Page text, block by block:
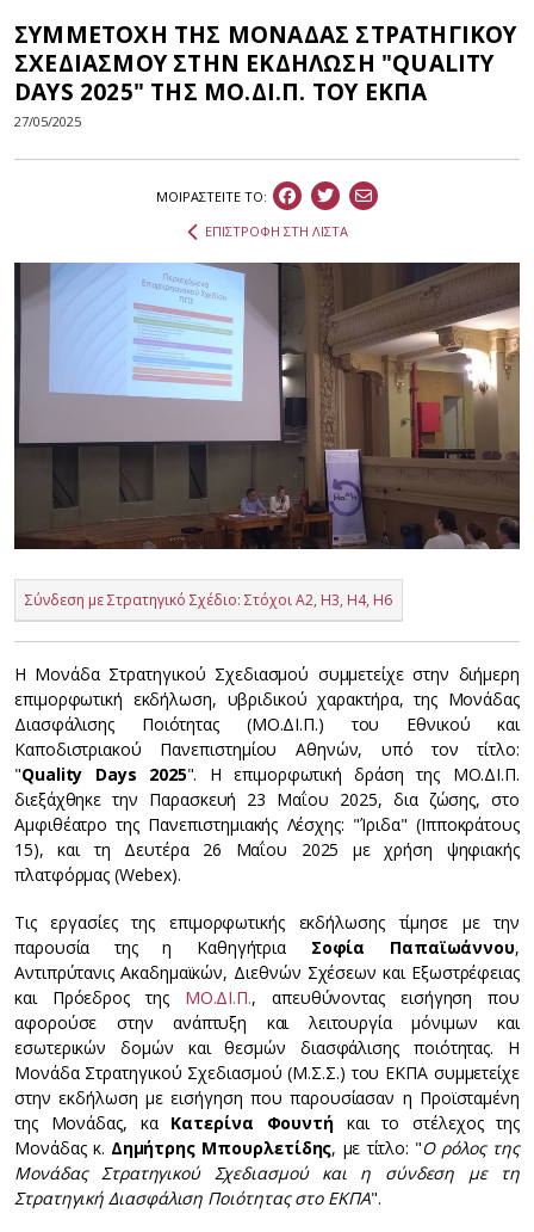
ΣΥΜΜΕΤΟΧΗ ΤΗΣ ΜΟΝΑΔΑΣ ΣΤΡΑΤΗΓΙΚΟΥ
ΣΧΕΔΙΑΣΜΟΥ ΣΤΗΝ ΕΚΔΗΛΩΣΗ "QUALITY
DAYS 2025" ΤΗΣ ΜΟ.ΔΙ.Π. ΤΟΥ ΕΚΠΑ
27/05/2025
ΜΟΙΡΑΣΤEIΤΕ ΤΟ:
ΕΠΙΣΤΡΟΦΗ ΣΤΗ ΛΙΣΤΑ
Σύνδεση με Στρατηγικό Σχέδιο: Στόχοι Α2, Η3, Η4, Η6
Η Μονάδα Στρατηγικού Σχεδιασμού συμμετείχε στην διήμερη
επιμορφωτική εκδήλωση, υβριδικού χαρακτήρα, της Μονάδας
Διασφάλισης Ποιότητας (ΜΟ.ΔΙ.Π.) του Εθνικού και
Καποδιστριακού Πανεπιστημίου Αθηνών, υπό τον τίτλο:
"Quality Days 2025". Η επιμορφωτική δράση της ΜΟ.ΔΙ.Π.
διεξάχθηκε την Παρασκευή 23 Μαΐου 2025, δια ζώσης, στο
Αμφιθέατρο της Πανεπιστημιακής Λέσχης: "Ίριδα" (Ιπποκράτους
15), και τη Δευτέρα 26 Μαΐου 2025 με χρήση ψηφιακής
πλατφόρμας (Webex).
Τις εργασίες της επιμορφωτικής εκδήλωσης τίμησε με την
παρουσία της η Καθηγήτρια Σοφία Παπαϊωάννου,
Αντιπρύτανις Ακαδημαϊκών, Διεθνών Σχέσεων και Εξωστρέφειας
και Πρόεδρος της ΜΟ.ΔΙ.Π., απευθύνοντας εισήγηση που
αφορούσε στην ανάπτυξη και λειτουργία μόνιμων και
εσωτερικών δομών και θεσμών διασφάλισης ποιότητας. Η
Μονάδα Στρατηγικού Σχεδιασμού (Μ.Σ.Σ.) του ΕΚΠΑ συμμετείχε
στην εκδήλωση με εισήγηση που παρουσίασαν η Προϊσταμένη
της Μονάδας, κα Κατερίνα Φουντή και το στέλεχος της
Μονάδας κ. Δημήτρης Μπουρλετίδης, με τίτλο: "Ο ρόλος της
Μονάδας Στρατηγικού Σχεδιασμού και η σύνδεση με τη
Στρατηγική Διασφάλιση Ποιότητας στο ΕΚΠΑ".